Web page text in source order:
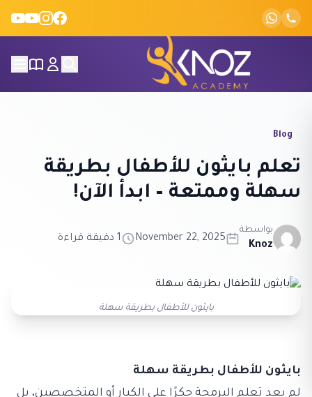
Skip to content
Blog
تعلم بايثون للأطفال بطريقة
سهلة وممتعة – ابدأ الآن!
بواسطة
Knoz
November 22, 2025 1 دقيقة قراءة
بايثون للأطفال بطريقة سهلة
بايثون للأطفال بطريقة سهلة
لم يعد تعلم البرمجة حكرًا على الكبار أو المتخصصين، بل